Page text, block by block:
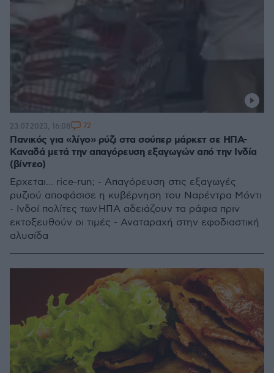
Πανικός για «λίγο» ρύζι στα σούπερ μάρκετ σε ΗΠΑ-
Καναδά μετά την απαγόρευση εξαγωγών από την Ινδία
(βίντεο)
Ερχεται... rice-run; - Απαγόρευση στις εξαγωγές
ρυζιού αποφάσισε η κυβέρνηση του Ναρέντρα Μόντι
- Ινδοί πολίτες των ΗΠΑ αδειάζουν τα ράφια πριν
εκτοξευθούν οι τιμές - Αναταραχή στην εφοδιαστική
αλυσίδα
23.07.2023, 16:08 72